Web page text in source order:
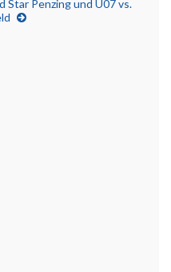
Star Penzing und U07 vs.